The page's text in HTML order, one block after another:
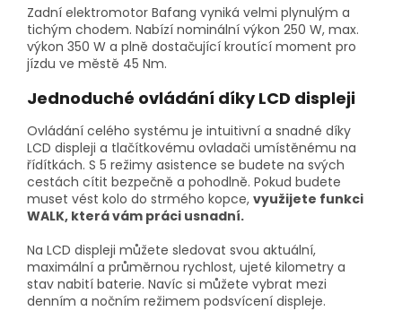
Zadní elektromotor Bafang vyniká velmi plynulým a
tichým chodem. Nabízí nominální výkon 250 W, max.
výkon 350 W a plně dostačující kroutící moment pro
jízdu ve městě 45 Nm.
Jednoduché ovládání díky LCD displeji
Ovládání celého systému je intuitivní a snadné díky
LCD displeji a tlačítkovému ovladači umístěnému na
řídítkách. S 5 režimy asistence se budete na svých
cestách cítit bezpečně a pohodlně. Pokud budete
muset vést kolo do strmého kopce, využijete funkci
WALK, která vám práci usnadní.
Na LCD displeji můžete sledovat svou aktuální,
maximální a průměrnou rychlost, ujeté kilometry a
stav nabití baterie. Navíc si můžete vybrat mezi
denním a nočním režimem podsvícení displeje.